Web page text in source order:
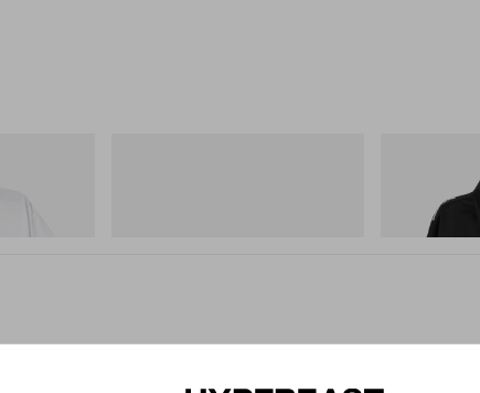
Billionaire
쇼핑하기